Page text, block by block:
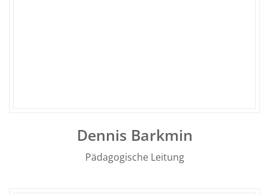
Dennis Barkmin
Pädagogische Leitung